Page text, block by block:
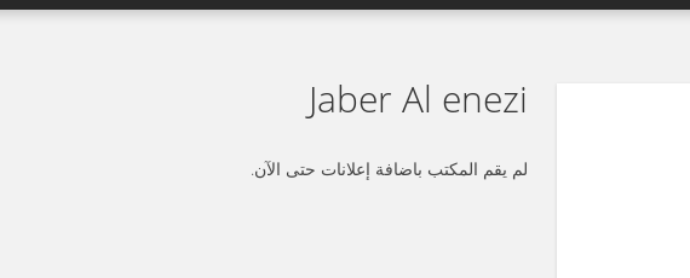
Jaber Al enezi
لم يقم المكتب باضافة إعلانات حتى الآن.